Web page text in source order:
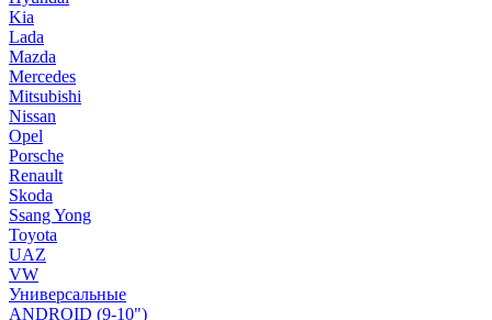
Kia
Lada
Mazda
Mercedes
Mitsubishi
Nissan
Opel
Porsche
Renault
Skoda
Ssang Yong
Toyota
UAZ
VW
Универсальные
ANDROID (9-10")